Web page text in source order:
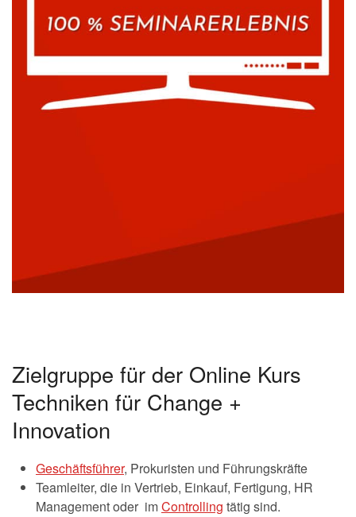
Zielgruppe für der Online Kurs
Techniken für Change +
Innovation
Geschäftsführer, Prokuristen und Führungskräfte
Teamleiter, die in Vertrieb, Einkauf, Fertigung, HR
Management oder imControlling tätig sind.